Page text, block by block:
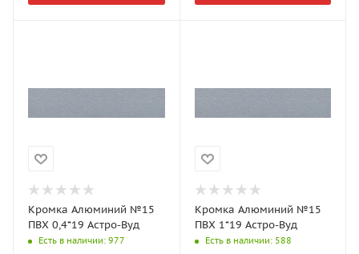
Кромка Алюминий №15
ПВХ 0,4*19 Астро-Вуд
Есть в наличии: 977
Кромка Алюминий №15
ПВХ 1*19 Астро-Вуд
Есть в наличии: 588